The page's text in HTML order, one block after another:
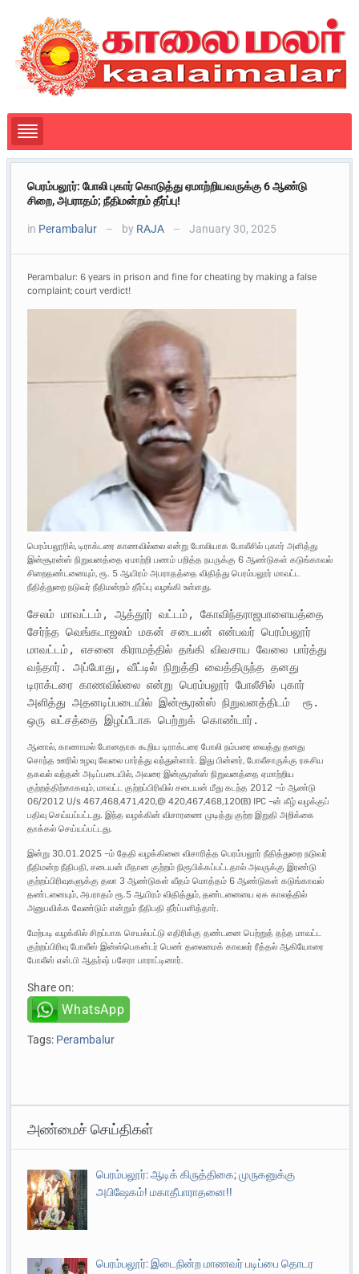
பெரம்பலூர்: போலி புகார் கொடுத்து ஏமாற்றியவருக்கு 6 ஆண்டு
சிறை, அபராதம்; நீதிமன்றம் தீர்ப்பு!
in Perambalur — by RAJA — January 30, 2025
Perambalur: 6 years in prison and fine for cheating by making a false
complaint; court verdict!
பெரம்பலூரில், டிராக்டரை காணவில்லை என்று போலியாக போலீசில் புகார் அளித்து
இன்சூரன்ஸ் நிறுவனத்தை ஏமாற்றி பணம் பறித்த நபருக்கு 6 ஆண்டுகள் கடுங்காவல்
சிறைதண்டனையும், ரூ. 5 ஆயிரம் அபராதத்தை விதித்து பெரம்பலூர் மாவட்ட
நீதித்துறை நடுவர் நீதிமன்றம் தீர்ப்பு வழங்கி உள்ளது.
சேலம் மாவட்டம், ஆத்தூர் வட்டம், கோவிந்தராஜபாளையத்தை
சேர்ந்த வெங்கடாஜலம் மகன் சடையன் என்பவர் பெரம்பலூர்
மாவட்டம், எசனை கிராமத்தில் தங்கி விவசாய வேலை பார்த்து
வந்தார். அப்போது, வீட்டில் நிறுத்தி வைத்திருந்த தனது
டிராக்டரை காணவில்லை என்று பெரம்பலூர் போலீசில் புகார்
அளித்து அதனடிப்படையில் இன்சூரன்ஸ் நிறுவனத்திடம்  ரூ.
ஒரு லட்சத்தை இழப்பீடாக பெற்றுக் கொண்டார்.
ஆனால், காணாமல் போனதாக கூறிய டிராக்டரை போலி நம்பரை வைத்து தனது
சொந்த ஊரில் உழவு வேலை பார்த்து வந்துள்ளார். இது பின்னர், போலீசாருக்கு ரகசிய
தகவல் வந்தன் அடிப்படையில், அவரை இன்சூரன்ஸ் நிறுவனத்தை ஏமாற்றிய
குற்றத்திற்காகவும், மாவட்ட குற்றப்பிரிவில் சடையன் மீது கடந்த 2012 –ம் ஆண்டு
06/2012 U/s 467,468,471,420,@ 420,467,468,120(B) IPC –ன் கீழ் வழக்குப்
பதிவு செய்யப்பட்டது. இந்த வழக்கின் விசாரணை முடித்து குற்ற இறுதி அறிக்கை
தாக்கல் செய்யப்பட்டது.
இன்று 30.01.2025 –ம் தேதி வழக்கினை விசாரித்த பெரம்பலூர் நீதித்துறை நடுவர்
நீதிமன்ற நீதிபதி, சடையன் மீதான குற்றம் நிரூபிக்கப்பட்டதால் அவருக்கு இரண்டு
குற்றப்பிரிவுகளுக்கு தலா 3 ஆண்டுகள் வீதம் மொத்தம் 6 ஆண்டுகள் கடுங்காவல்
தண்டனையும், அபராதம் ரூ.5 ஆயிரம் விதித்தும், தண்டனையை ஏக காலத்தில்
அனுபவிக்க வேண்டும் என்றும் நீதிபதி தீர்ப்பளித்தார்.
மேற்படி வழக்கில் சிறப்பாக செயல்பட்டு எதிரிக்கு தண்டனை பெற்றுத் தந்த மாவட்ட
குற்றப்பிரிவு போலீஸ் இன்ஸ்பெகன்டர் பெண் தலைமைக் காவலர் ரீத்தல் ஆகியோரை
போலீஸ் எஸ்.பி ஆதர்ஷ் பசேரா பாராட்டினார்.
Share on:
WhatsApp
Tags: Perambalur
அண்மைச் செய்திகள்
பெரம்பலூர்: ஆடிக் கிருத்திகை; முருகனுக்கு
அபிஷேகம்! மகாதீபாராதனை!!
பெரம்பலூர்: இடைநின்ற மாணவர் படிப்பை தொடர